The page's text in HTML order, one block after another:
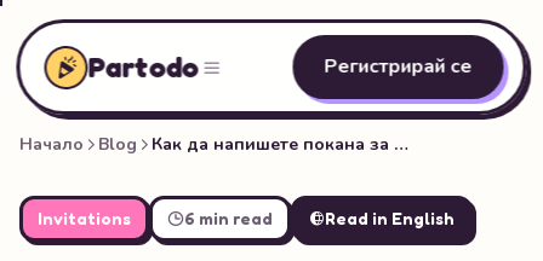
Partodo Регистрирай се
Начало Blog Как да напишете покана за роден ден: Ръководство + безплатни шаблони
Invitations 6 min read Read in English